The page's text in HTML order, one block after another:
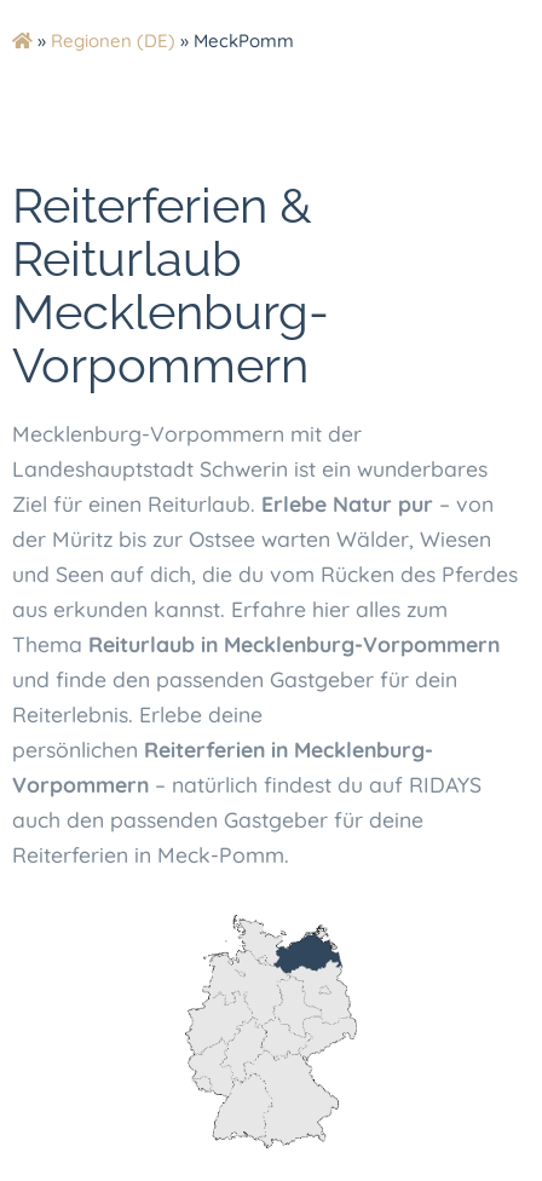
» Regionen (DE) » MeckPomm
Reiterferien &
Reiturlaub
Mecklenburg-
Vorpommern
Mecklenburg-Vorpommern mit der
Landeshauptstadt Schwerin ist ein wunderbares
Ziel für einen Reiturlaub. Erlebe Natur pur – von
der Müritz bis zur Ostsee warten Wälder, Wiesen
und Seen auf dich, die du vom Rücken des Pferdes
aus erkunden kannst. Erfahre hier alles zum
Thema Reiturlaub in Mecklenburg-Vorpommern
und finde den passenden Gastgeber für dein
Reiterlebnis. Erlebe deine
persönlichen Reiterferien in Mecklenburg-
Vorpommern – natürlich findest du auf RIDAYS
auch den passenden Gastgeber für deine
Reiterferien in Meck-Pomm.